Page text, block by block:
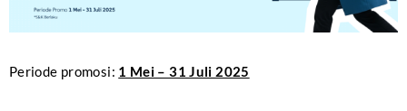
Periode promosi: 1 Mei – 31 Juli 2025